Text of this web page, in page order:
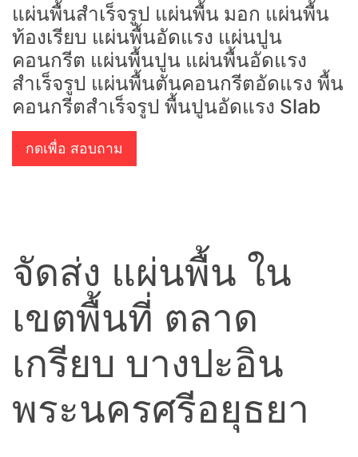
แผ่นพื้นสำเร็จรูป แผ่นพื้น มอก แผ่นพื้น
ท้องเรียบ แผ่นพื้นอัดแรง แผ่นปูน
คอนกรีต แผ่นพื้นปูน แผ่นพื้นอัดแรง
สำเร็จรูป แผ่นพื้นตันคอนกรีตอัดแรง พื้น
คอนกรีตสำเร็จรูป พื้นปูนอัดแรง Slab
กดเพื่อ สอบถาม
จัดส่ง แผ่นพื้น ใน
เขตพื้นที่ ตลาด
เกรียบ บางปะอิน
พระนครศรีอยุธยา